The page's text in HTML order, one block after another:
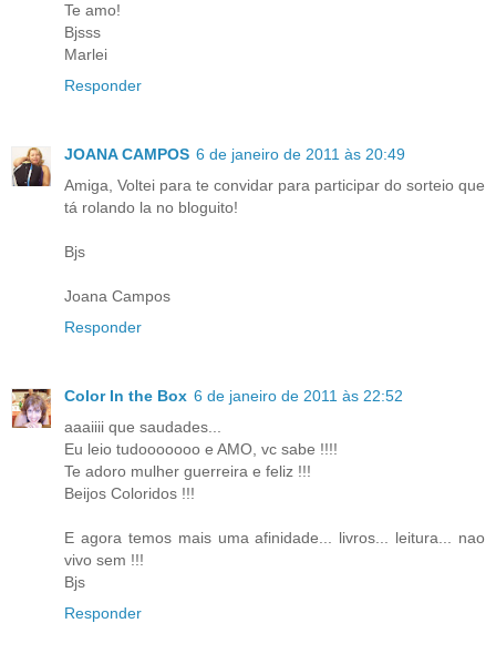
Te amo!
Bjsss
Marlei
Responder
JOANA CAMPOS 6 de janeiro de 2011 às 20:49
Amiga, Voltei para te convidar para participar do sorteio que
tá rolando la no bloguito!
Bjs
Joana Campos
Responder
Color In the Box 6 de janeiro de 2011 às 22:52
aaaiiii que saudades...
Eu leio tudooooooo e AMO, vc sabe !!!!
Te adoro mulher guerreira e feliz !!!
Beijos Coloridos !!!
E agora temos mais uma afinidade... livros... leitura... nao
vivo sem !!!
Bjs
Responder